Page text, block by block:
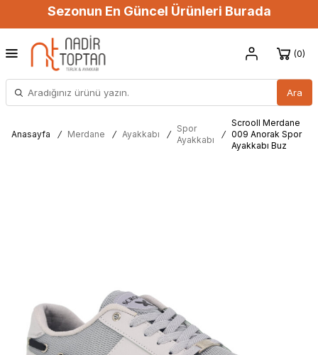
Sezonun En Güncel Ürünleri Burada
Ara
0
Anasayfa / Merdane / Ayakkabı /
Spor
Ayakkabı
/
Scrooll Merdane
009 Anorak Spor
Ayakkabı Buz